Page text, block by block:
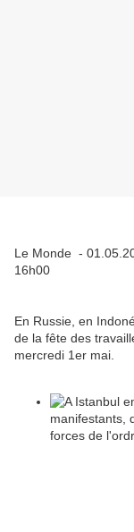
Le Monde -
16h00
En Russie, en
de la fête des
mercredi 1er mai.